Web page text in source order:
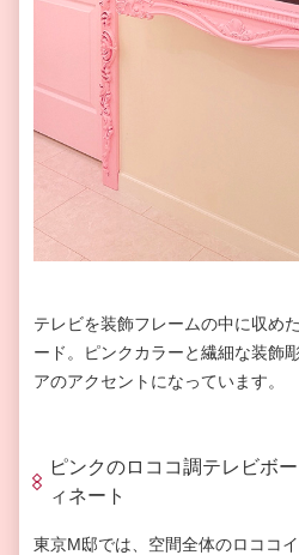
テレビを装飾フレームの中に収め
ード。ピンクカラーと繊細な装飾
アのアクセントになっています。
ピンクのロココ調テレビボ
ィネート
東京M邸では、空間全体のロココ